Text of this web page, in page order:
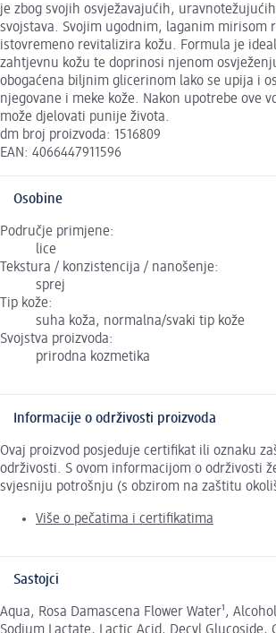
je zbog svojih osvježavajućih,
svojstava. Svojim ugodnim, laganim mirisom
istovremeno revitalizira kožu. Formula je
zahtjevnu kožu te doprinosi njenom
obogaćena biljnim glicerinom lako se upija i
njegovane i meke kože. Nakon upotrebe ove
može djelovati punije života.
dm broj proizvoda: 1516809
EAN: 4066447911596
Osobine
Područje primjene:
lice
Tekstura / konzistencija / nanošenje:
sprej
Tip kože:
suha koža, normalna/svaki tip kože
Svojstva proizvoda:
prirodna kozmetika
Informacije o održivosti proizvoda
Ovaj proizvod posjeduje certifikat ili oznaku
održivosti. S ovom informacijom o održivosti
svjesniju potrošnju (s obzirom na zaštitu
Više o pečatima i certifikatima
Sastojci
Aqua, Rosa Damascena Flower Water¹,